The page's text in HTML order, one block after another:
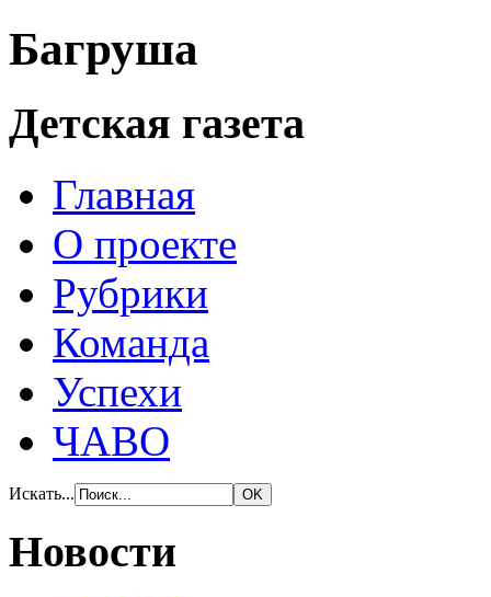
Багруша
Детская газета
Главная
О проекте
Рубрики
Команда
Успехи
ЧАВО
Искать...
Новости